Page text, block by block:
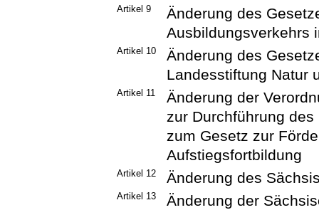
Artikel 9
Änderung des
Ausbildungsverkehrs
Artikel 10
Änderung des
Landesstiftung Natur
Artikel 11
Änderung der
zur Durchführung
zum Gesetz zur
Aufstiegsfortbildung
Artikel 12 Änderung des
Artikel 13 Änderung der